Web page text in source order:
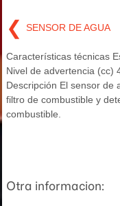
❮ SENSOR DE AGUA
Características técnicas
Nivel de advertencia (cc)
Descripción El sensor de
filtro de combustible y
combustible.
Otra informacion: